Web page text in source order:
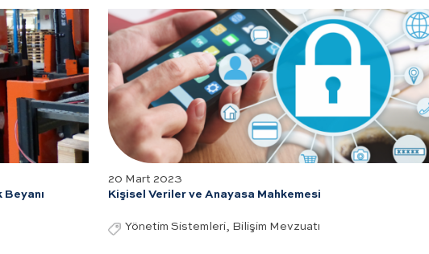
20 Mart 2023
Kişisel Veriler ve Anayasa Mahkemesi
Yönetim Sistemleri, Bilişim Mevzuatı